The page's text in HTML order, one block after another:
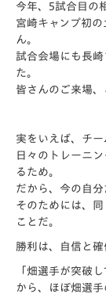
今年、5試合目の
宮崎キャンプ初の
ん。
試合会場にも長崎
た。
皆さんのご来場、
実をいえば、チー
日々のトレーニ
るため。
だから、今の自分
そのためには、同
ことだ。
勝利は、自信と確
「畑選手が突破
から、ほぼ畑選手